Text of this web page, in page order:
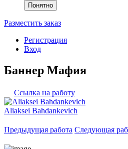
Понятно
Разместить заказ
Регистрация
Вход
Баннер Мафия
Ссылка на работу
Aliaksei Bahdankevich
Предыдущая работа Следующая